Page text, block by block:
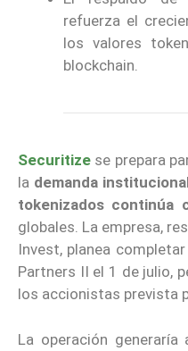
refuerza el
los valores
blockchain.
Securitize se prepara
la demanda
tokenizados continúa
globales. La empresa,
Invest, planea
Partners II el 1 de julio,
los accionistas prevista
La operación generaría